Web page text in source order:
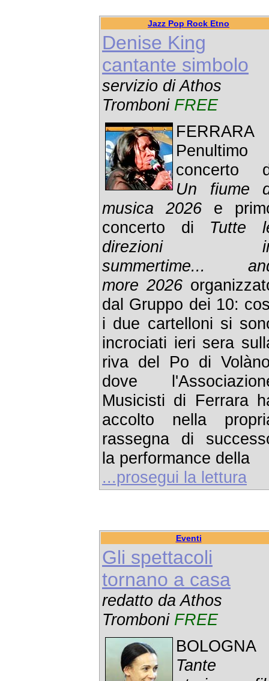
Jazz Pop Rock Etno
Denise King
cantante simbolo
servizio di Athos
Tromboni FREE
FERRARA
Penultimo
concerto
Un fiume
musica 2026 e
concerto di Tutte
direzioni
summertime...
more 2026
dal Gruppo dei 10:
i due cartelloni si
incrociati ieri sera
riva del Po di
dove
Musicisti di Ferrara
accolto nella
rassegna di
la performance della
...prosegui la lettura
Eventi
Gli spettacoli
tornano a casa
redatto da Athos
Tromboni FREE
BOLOGNA
Tante